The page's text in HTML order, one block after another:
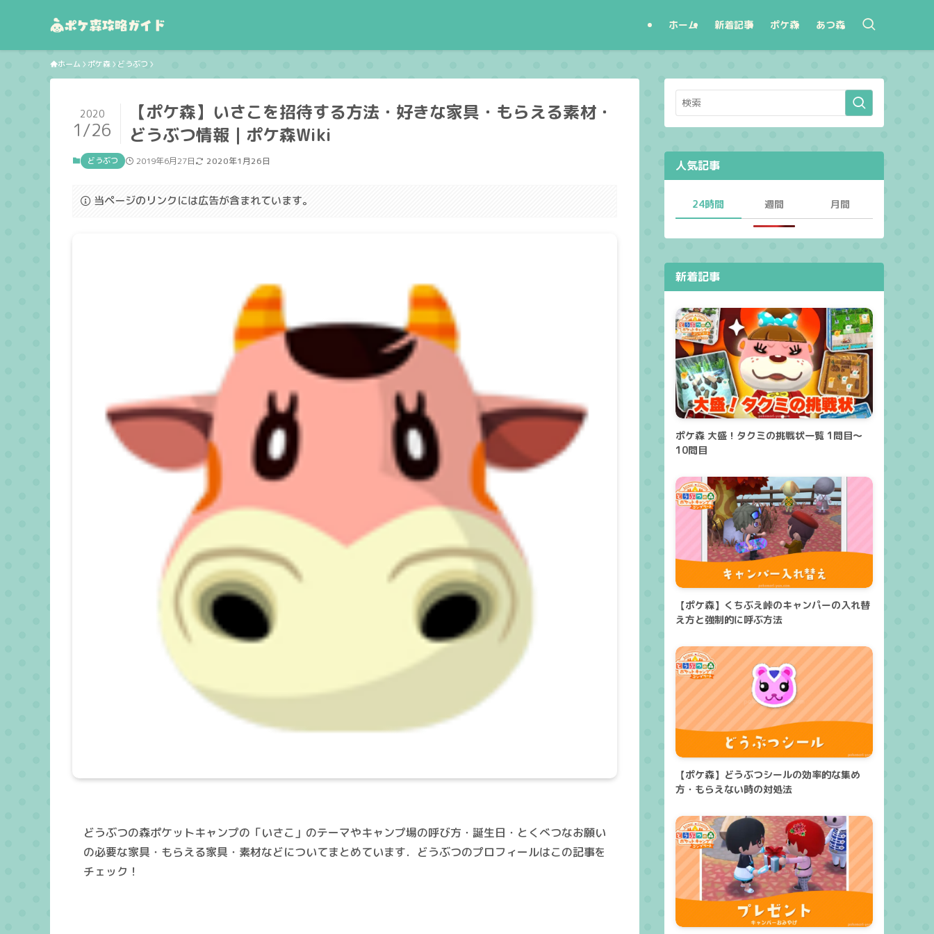
ホーム 新着記事 ポケ森 あつ森
ホーム ポケ森 どうぶつ
【ポケ森】いさこを招待する方法・好きな家具・もらえる素材・
どうぶつ情報｜ポケ森Wiki
2020
1/26
どうぶつ 2019年6月27日 2020年1月26日
当ページのリンクには広告が含まれています。
どうぶつの森ポケットキャンプの「いさこ」のテーマやキャンプ場の呼び方・誕生日・とくべつなお願い
の必要な家具・もらえる家具・素材などについてまとめています．どうぶつのプロフィールはこの記事を
チェック！
人気記事
24時間 週間 月間
新着記事
ポケ森 大盛！タクミの挑戦状一覧 1問目～
10問目
【ポケ森】くちぶえ峠のキャンパーの入れ替
え方と強制的に呼ぶ方法
【ポケ森】どうぶつシールの効率的な集め
方・もらえない時の対処法